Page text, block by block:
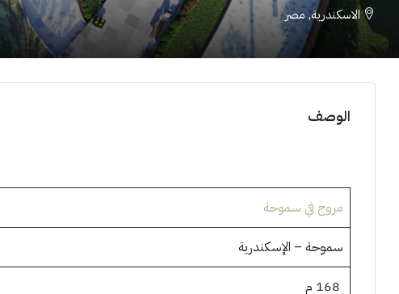
الاسكندرية, مصر
الوصف
مروج في سموحة
سموحة – الإسكندرية